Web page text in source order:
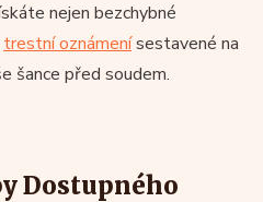
nejen bezchybné
trestní oznámenísestavené na
šance před soudem.
Dostupného